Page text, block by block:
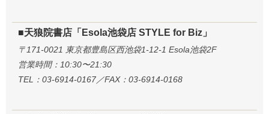
■天狼院書店「Esola池袋店 STYLE for Biz」
〒171-0021 東京都豊島区西池袋1-12-1 Esola池袋2F
営業時間：10:30〜21:30
TEL：03-6914-0167／FAX：03-6914-0168